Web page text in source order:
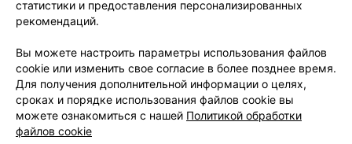
себе даже самых маленьких детей, получилось много
прекрасных фото. Рекомендуем!
ФОТОГРАФ
Надежда Володько
Минск
статистики и предоставления персонализированных
рекомендаций.
Вы можете настроить параметры использования файлов
cookie или изменить свое согласие в более позднее время.
Для получения дополнительной информации о целях,
сроках и порядке использования файлов cookie вы
можете ознакомиться с нашей Политикой обработки
файлов cookie